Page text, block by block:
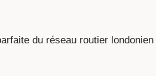
du réseau routier